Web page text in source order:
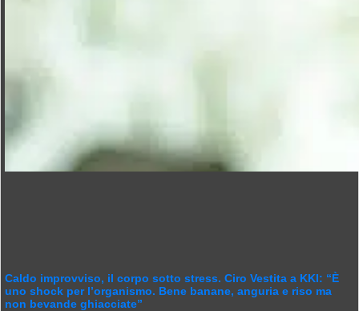
Caldo improvviso, il corpo sotto stress. Ciro Vestita a KKI: “È
uno shock per l’organismo. Bene banane, anguria e riso ma
non bevande ghiacciate”